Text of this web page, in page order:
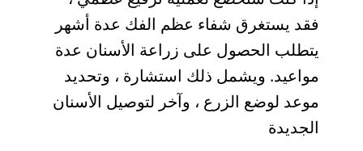
فقد يستغرق شفاء عظم الفك عدة أشهر
يتطلب الحصول على زراعة الأسنان عدة
مواعيد. ويشمل ذلك استشارة ، وتحديد
موعد لوضع الزرع ، وآخر لتوصيل الأسنان
الجديدة